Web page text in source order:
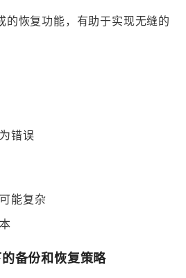
的恢复功能，有助于实现无缝的
错误
能复杂
备份和恢复策略